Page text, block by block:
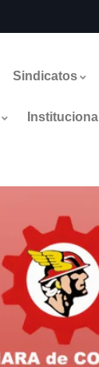
Sindicatos
Institucional